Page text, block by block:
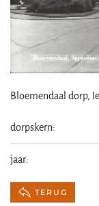
Bloemendaal dorp,
dorpskern:
jaar:
TERUG